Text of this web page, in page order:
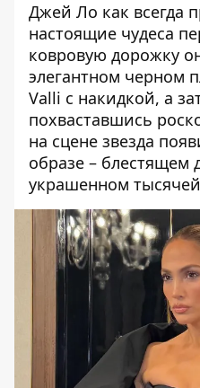
Джей Ло как всегда
настоящие чудеса
ковровую дорожку
элегантном черном
Valli с накидкой, а
похваставшись
на сцене звезда
образе – блестящем
украшенном